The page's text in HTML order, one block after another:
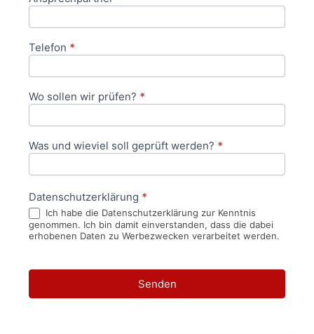
Telefon *
Wo sollen wir prüfen? *
Was und wieviel soll geprüft werden? *
Datenschutzerklärung *
Ich habe die Datenschutzerklärung zur Kenntnis
genommen. Ich bin damit einverstanden, dass die dabei
erhobenen Daten zu Werbezwecken verarbeitet werden.
Senden